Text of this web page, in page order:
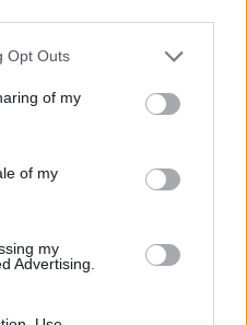
Opt Outs
of my
of my
my
Advertising.